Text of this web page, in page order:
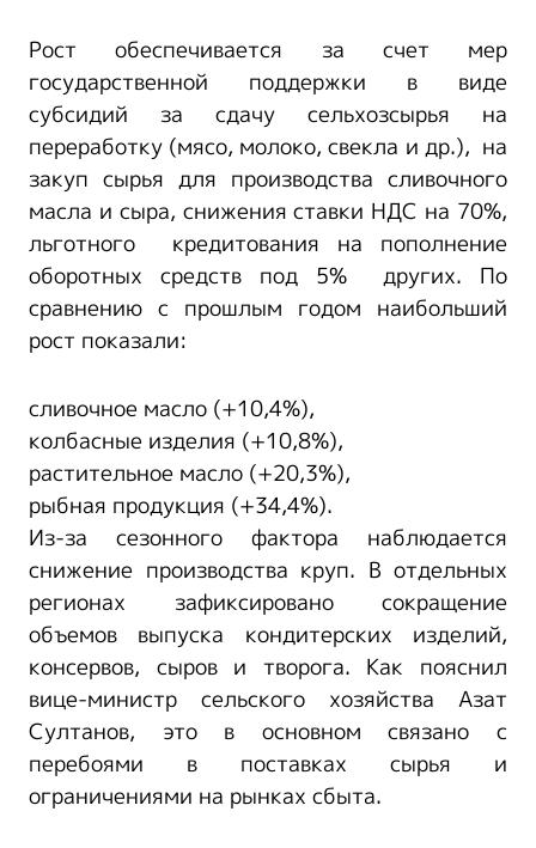
Рост обеспечивается за счет мер
государственной поддержки в виде
субсидий за сдачу сельхозсырья на
переработку (мясо, молоко, свекла и др.), на
закуп сырья для производства сливочного
масла и сыра, снижения ставки НДС на 70%,
льготного кредитования на пополнение
оборотных средств под 5% других. По
сравнению с прошлым годом наибольший
рост показали:
сливочное масло (+10,4%),
колбасные изделия (+10,8%),
растительное масло (+20,3%),
рыбная продукция (+34,4%).
Из-за сезонного фактора наблюдается
снижение производства круп. В отдельных
регионах зафиксировано сокращение
объемов выпуска кондитерских изделий,
консервов, сыров и творога. Как пояснил
вице-министр сельского хозяйства Азат
Султанов, это в основном связано с
перебоями в поставках сырья и
ограничениями на рынках сбыта.